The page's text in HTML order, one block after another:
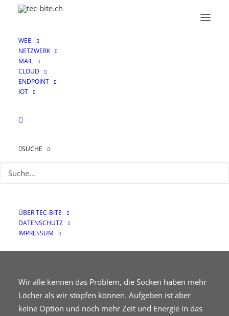
WEB
NETZWERK
MAIL
CLOUD
ENDPOINT
IOT
SUCHE
ÜBER TEC-BITE
DATENSCHUTZ
IMPRESSUM
Management 1x1
Wir alle kennen das Problem, die Socken haben mehr
Löcher als wir stopfen können. Aufgeben ist aber
keine Option und noch mehr Zeit und Energie in das